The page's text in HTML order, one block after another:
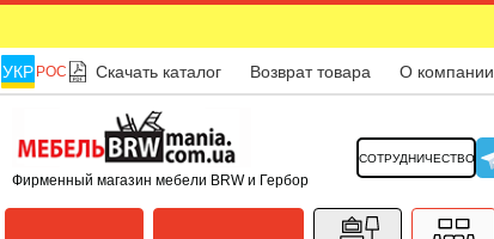
УКР РОС Скачать каталог Возврат товара О компании
Фирменный магазин мебели BRW и Гербор
СОТРУДНИЧЕСТВО